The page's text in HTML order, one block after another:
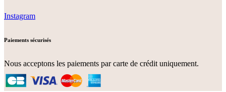
Instagram
Paiements sécurisés
Nous acceptons les paiements par carte de crédit uniquement.